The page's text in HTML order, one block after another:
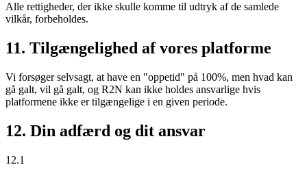
Alle rettigheder, der ikke skulle komme til udtryk af de samlede
vilkår, forbeholdes.
11. Tilgængelighed af vores platforme
Vi forsøger selvsagt, at have en "oppetid" på 100%, men hvad kan
gå galt, vil gå galt, og R2N kan ikke holdes ansvarlige hvis
platformene ikke er tilgængelige i en given periode.
12. Din adfærd og dit ansvar
12.1